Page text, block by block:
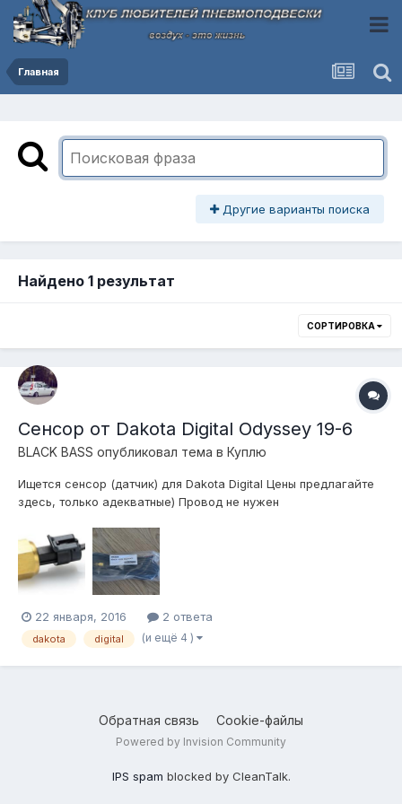
Главная
Другие варианты поиска
Найдено 1 результат
СОРТИРОВКА
Сенсор от Dakota Digital Odyssey 19-6
BLACK BASS опубликовал тема в Куплю
Ищется сенсор (датчик) для Dakota Digital Цены предлагайте
здесь, только адекватные) Провод не нужен
22 января, 2016 2 ответа
dakota digital (и ещё 4 )
Обратная связь Cookie-файлы
Powered by Invision Community
IPS spam blocked by CleanTalk.